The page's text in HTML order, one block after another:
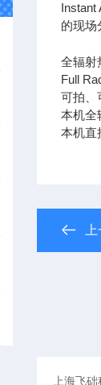
Instant
的现场
全辐射
Full
可拍、
本机全
本机直